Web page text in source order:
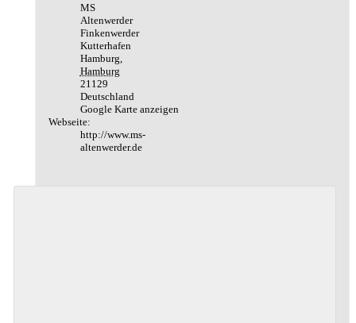
MS
Altenwerder
Finkenwerder
Kutterhafen
Hamburg
Hamburg
21129
Deutschland
Google Karte anzeigen
Webseite:
http://www.ms-
altenwerder.de